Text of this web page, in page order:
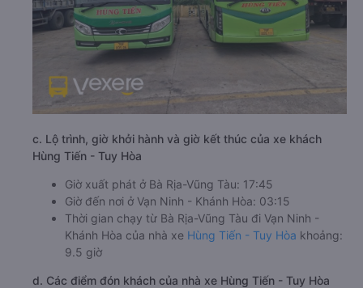
c. Lộ trình, giờ khởi hành và giờ kết thúc của xe khách
Hùng Tiến - Tuy Hòa
Giờ xuất phát ở Bà Rịa-Vũng Tàu: 17:45
Giờ đến nơi ở Vạn Ninh - Khánh Hòa: 03:15
Thời gian chạy từ Bà Rịa-Vũng Tàu đi Vạn Ninh -
Khánh Hòa của nhà xe Hùng Tiến - Tuy Hòa khoảng:
9.5 giờ
d. Các điểm đón khách của nhà xe Hùng Tiến - Tuy Hòa